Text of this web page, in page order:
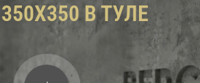
В ТУЛЕ